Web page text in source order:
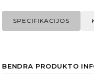
SPECIFIKACIJOS
BENDRA PRODUKTO